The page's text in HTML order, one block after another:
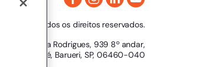
- Todos os direitos reservados.
de Ulhoa Rodrigues, 939 8º andar,
1, Tamboré, Barueri, SP, 06460-040